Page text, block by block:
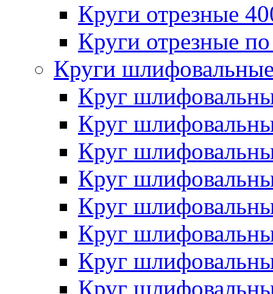
Круги отрезные
Круги отрезные
Круги
Круг
Круг
Круг
Круг
Круг
Круг
Круг
Круг